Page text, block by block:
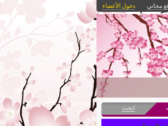
مجاني دخول الأعضاء
ابحث